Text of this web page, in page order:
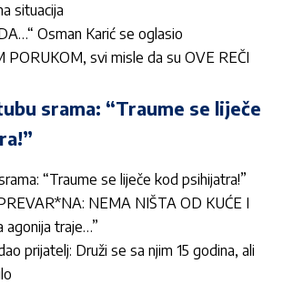
situacija
Osman Karić se oglasio
PORUKOM, svi misle da su OVE REČI
srama: “Traume se liječe
“Traume se liječe kod psihijatra!”
NEMA NIŠTA OD KUĆE I
agonija traje…”
prijatelj: Druži se sa njim 15 godina, ali